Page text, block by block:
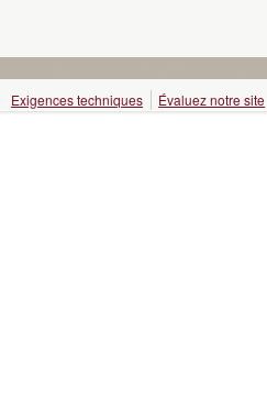
Exigences techniques Évaluez notre site